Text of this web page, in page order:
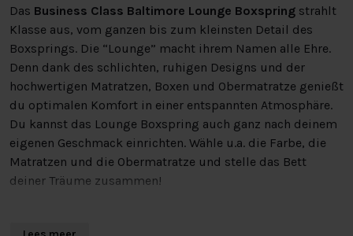
Das Business Class Baltimore Lounge Boxspring strahlt
Klasse aus, vom ganzen bis zum kleinsten Detail des
Boxsprings. Die “Lounge” macht ihrem Namen alle Ehre.
Denn dank des schlichten, ruhigen Designs und der
hochwertigen Matratzen, Boxen und Obermatratze genießt
du optimalen Komfort in einer entspannten Atmosphäre.
Du kannst das Lounge Boxspring auch ganz nach deinem
eigenen Geschmack einrichten. Wähle u.a. die Farbe, die
Matratzen und die Obermatratze und stelle das Bett
deiner Träume zusammen!